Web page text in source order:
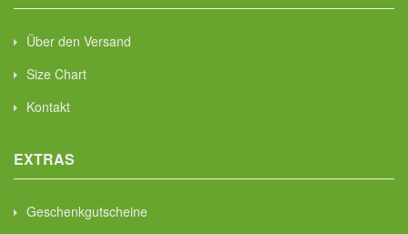
Über den Versand
Size Chart
Kontakt
EXTRAS
Geschenkgutscheine